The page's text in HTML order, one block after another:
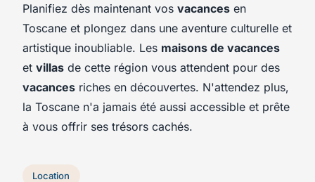
Planifiez dès maintenant vos vacances en
Toscane et plongez dans une aventure culturelle et
artistique inoubliable. Les maisons de vacances
et villas de cette région vous attendent pour des
vacances riches en découvertes. N'attendez plus,
la Toscane n'a jamais été aussi accessible et prête
à vous offrir ses trésors cachés.
Location